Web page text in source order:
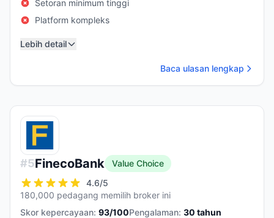
Setoran minimum tinggi
Platform kompleks
Lebih detail
Baca ulasan lengkap
#5FinecoBank
Value Choice
4.6/5
180,000 pedagang memilih broker ini
Skor kepercayaan: 93/100Pengalaman: 30 tahun